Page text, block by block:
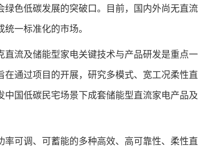
绿色低碳发展的突破口。目前，国内外尚无直
一标准化的市场。
流及储能型家电关键技术与产品研发是重点
在通过项目的开展，研究多模式、宽工况柔性
中国低碳民宅场景下成套储能型直流家电产品
可调、可蓄能的多种高效、高可靠性、柔性